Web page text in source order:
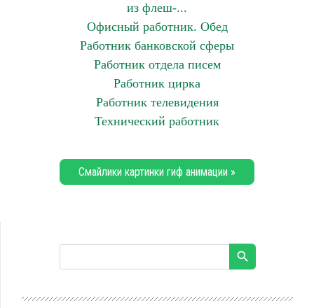
из флеш-...
Офисный работник. Обед
Работник банковской сферы
Работник отдела писем
Работник цирка
Работник телевидения
Технический работник
Смайлики картинки гиф анимации »